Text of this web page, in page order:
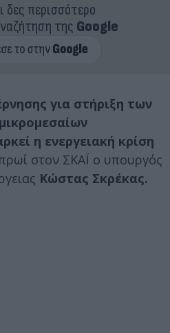
δες περισσότερο
της Google
για στήριξη των
η ενεργειακή κρίση
στον ΣΚΑΪ ο υπουργός
Κώστας Σκρέκας.